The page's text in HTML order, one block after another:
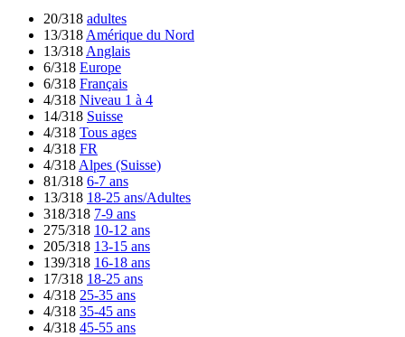
20/318 adultes
13/318 Amérique du Nord
13/318 Anglais
6/318 Europe
6/318 Français
4/318 Niveau 1 à 4
14/318 Suisse
4/318 Tous ages
4/318 FR
4/318 Alpes (Suisse)
81/318 6-7 ans
13/318 18-25 ans/Adultes
318/318 7-9 ans
275/318 10-12 ans
205/318 13-15 ans
139/318 16-18 ans
17/318 18-25 ans
4/318 25-35 ans
4/318 35-45 ans
4/318 45-55 ans